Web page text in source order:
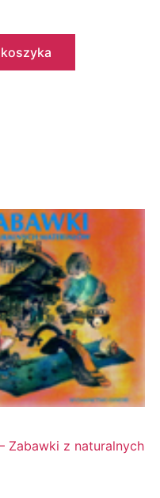
Zabawki z naturalnych